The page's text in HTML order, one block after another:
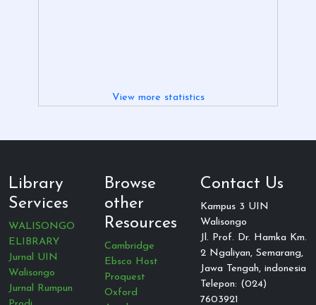
View more statistics
Library
Services
WALISONGO
ELIBRARY
Jurnal UIN
Walisongo
Jurnal Rumpun
Browse
other
Resources
Cambridge
Ebsco Host
Proquest
Oxford
Contact Us
Kampus 3 UIN
Walisongo
Jl. Prof. Dr. Hamka Km.
2 Ngaliyan, Semarang,
Jawa Tengah, indonesia
Telepon: (024)
7603921